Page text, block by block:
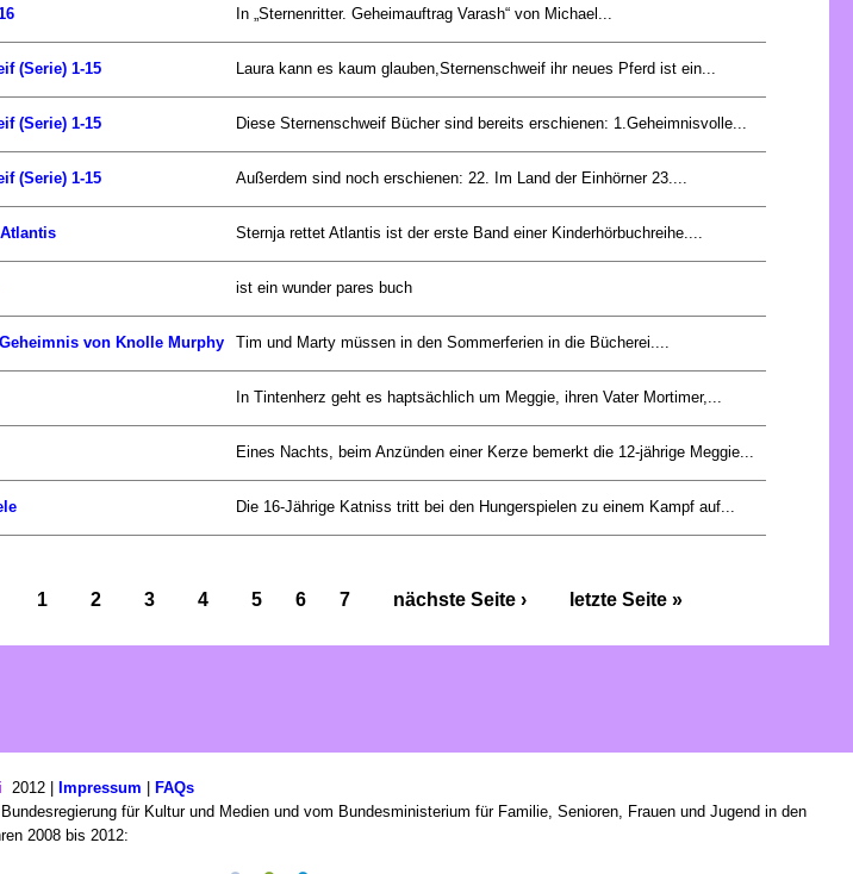
In „Sternenritter. Geheimauftrag Varash“ von Michael...
(Serie) 1-15 Laura kann es kaum glauben,Sternenschweif ihr neues Pferd ist ein...
(Serie) 1-15 Diese Sternenschweif Bücher sind bereits erschienen: 1.Geheimnisvolle...
(Serie) 1-15 Außerdem sind noch erschienen: 22. Im Land der Einhörner 23....
Sternja rettet Atlantis ist der erste Band einer Kinderhörbuchreihe....
ist ein wunder pares buch
von Knolle Murphy Tim und Marty müssen in den Sommerferien in die Bücherei....
In Tintenherz geht es haptsächlich um Meggie, ihren Vater Mortimer,...
Eines Nachts, beim Anzünden einer Kerze bemerkt die 12-jährige Meggie...
Die 16-Jährige Katniss tritt bei den Hungerspielen zu einem Kampf auf...
1 2 3 4 5 6 7 nächste Seite › letzte Seite »
2012 | Impressum | FAQs
für Kultur und Medien und vom Bundesministerium für Familie, Senioren, Frauen und Jugend in den
2008 bis 2012: